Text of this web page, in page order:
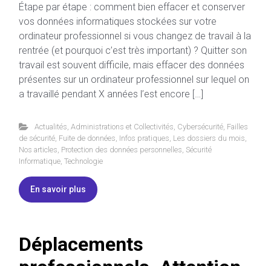
Étape par étape : comment bien effacer et conserver
vos données informatiques stockées sur votre
ordinateur professionnel si vous changez de travail à la
rentrée (et pourquoi c’est très important) ? Quitter son
travail est souvent difficile, mais effacer des données
présentes sur un ordinateur professionnel sur lequel on
a travaillé pendant X années l’est encore […]
Actualités Administrations et Collectivités Cybersécurité, Failles
de sécurité Fuite de données Infos pratiques Les dossiers du mois
Nos articles Protection des données personnelles Sécurité
Informatique Technologie
En savoir plus
Déplacements